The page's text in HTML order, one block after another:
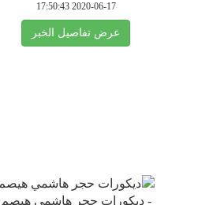
2020-06-17 17:50:43
عرض تفاصيل الخبر